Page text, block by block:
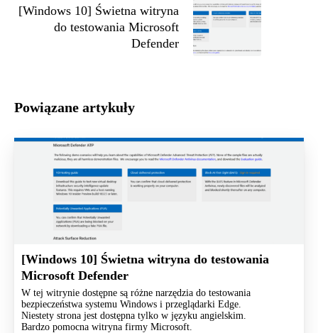
[Windows 10] Świetna witryna
do testowania Microsoft
Defender
Powiązane artykuły
[Windows 10] Świetna witryna do testowania
Microsoft Defender
W tej witrynie dostępne są różne narzędzia do testowania
bezpieczeństwa systemu Windows i przeglądarki Edge.
Niestety strona jest dostępna tylko w języku angielskim.
Bardzo pomocna witryna firmy Microsoft.